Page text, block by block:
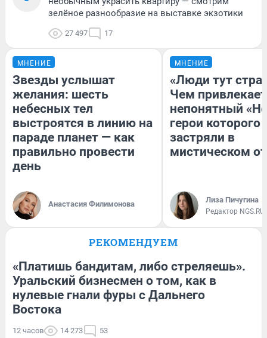
зелёное разнообразие на выставке экзотики
27 497 17
МНЕНИЕ
Звезды услышат
желания: шесть
небесных тел
выстроятся в линию на
параде планет — как
правильно провести
день
Анастасия Филимонова
МНЕНИЕ
«Люди тут
Чем привлекает
непонятный
герои которого
застряли в
мистическом
Лиза Пичугина
Редактор NGS.RU
РЕКОМЕНДУЕМ
«Платишь бандитам, либо стреляешь».
Уральский бизнесмен о том, как в
нулевые гнали фуры с Дальнего
Востока
12 часов 14 273 53